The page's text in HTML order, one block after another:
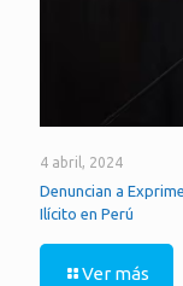
4 abril, 2024
Denuncian a
Ilícito en Perú
Ver más